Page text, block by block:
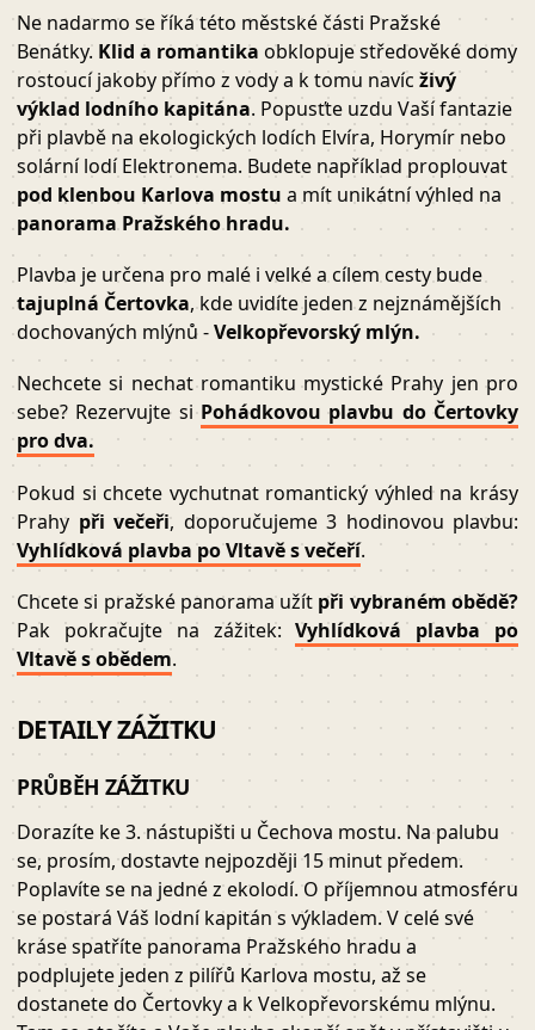
Ne nadarmo se říká této městské části Pražské
Benátky. Klid a romantika obklopuje středověké domy
rostoucí jakoby přímo z vody a k tomu navíc živý
výklad lodního kapitána. Popusťte uzdu Vaší fantazie
při plavbě na ekologických lodích Elvíra, Horymír nebo
solární lodí Elektronema. Budete například proplouvat
pod klenbou Karlova mostu a mít unikátní výhled na
panorama Pražského hradu.
Plavba je určena pro malé i velké a cílem cesty bude
tajuplná Čertovka, kde uvidíte jeden z nejznámějších
dochovaných mlýnů -Velkopřevorský mlýn.
Nechcete si nechat romantiku mystické Prahy jen pro
sebe? Rezervujte siPohádkovou plavbu do Čertovky
pro dva.
Pokud si chcete vychutnat romantický výhled na krásy
Prahy při večeři, doporučujeme 3 hodinovou plavbu:
Vyhlídková plavba po Vltavě s večeří.
Chcete si pražské panorama užít při vybraném obědě?
Pak pokračujte na zážitek:Vyhlídková plavba po
Vltavě s obědem.
DETAILY ZÁŽITKU
PRŮBĚH ZÁŽITKU
Dorazíte ke 3. nástupišti u Čechova mostu. Na palubu
se, prosím, dostavte nejpozději 15 minut předem.
Poplavíte se na jedné z ekolodí. O příjemnou atmosféru
se postará Váš lodní kapitán s výkladem. V celé své
kráse spatříte panorama Pražského hradu a
podplujete jeden z pilířů Karlova mostu, až se
dostanete do Čertovky a k Velkopřevorskému mlýnu.